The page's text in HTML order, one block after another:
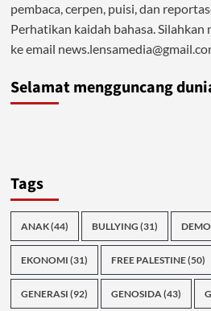
pembaca, cerpen, puisi, dan
Perhatikan kaidah bahasa. Silahkan
ke email
Selamat mengguncang
Tags
ANAK(44) BULLYING (31)
EKONOMI (31) FREE PALESTINE(50)
GENERASI (92) GENOSIDA(43)